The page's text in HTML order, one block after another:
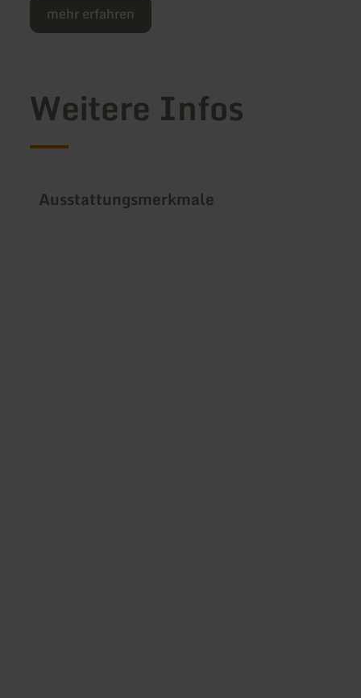
mehr erfahren
Weitere Infos
Ausstattungsmerkmale